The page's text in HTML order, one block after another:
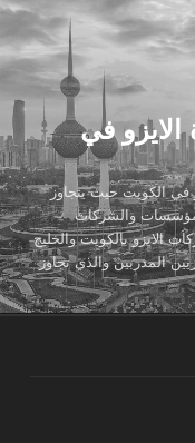
في
في الكويت حيث يتجاوز
والشركات
الايزو بالكويت والخليج
المدربين والذي تجاوز